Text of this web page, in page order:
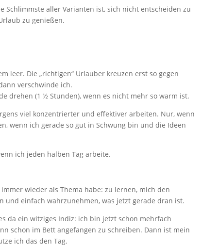
Schlimmste aller Varianten ist, sich nicht entscheiden zu
zu genießen.
leer. Die „richtigen“ Urlauber kreuzen erst so gegen
verschwinde ich.
drehen (1 ½ Stunden), wenn es nicht mehr so warm ist.
viel konzentrierter und effektiver arbeiten. Nur, wenn
wenn ich gerade so gut in Schwung bin und die Ideen
ich jeden halben Tag arbeite.
wieder als Thema habe: zu lernen, mich den
und einfach wahrzunehmen, was jetzt gerade dran ist.
da ein witziges Indiz: ich bin jetzt schon mehrfach
schon im Bett angefangen zu schreiben. Dann ist mein
ich das den Tag.